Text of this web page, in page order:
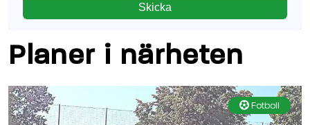
Skicka
Planer i närheten
Fotboll